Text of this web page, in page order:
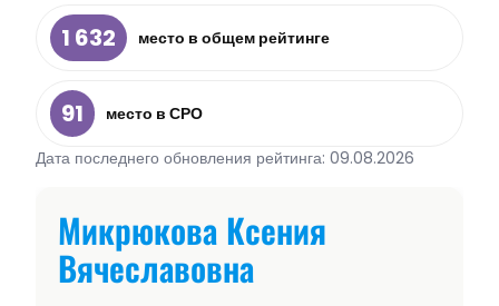
1 632 место в общем рейтинге
91
место в СРО
Дата последнего обновления рейтинга: 09.08.2026
Микрюкова Ксения
Вячеславовна